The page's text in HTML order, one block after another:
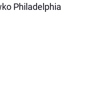
Philadelphia